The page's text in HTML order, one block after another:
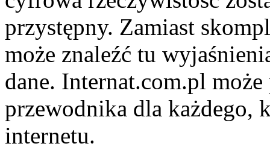
przystępny. Zamiast
może znaleźć tu
dane. Internat.com.pl
przewodnika dla każdego,
internetu.